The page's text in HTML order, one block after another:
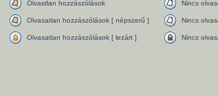
Olvastlan hozzászólások Nincs
Olvasatlan hozzászólások [ népszerű ] Nincs
Olvasatlan hozzászólások [ lezárt ] Nincs